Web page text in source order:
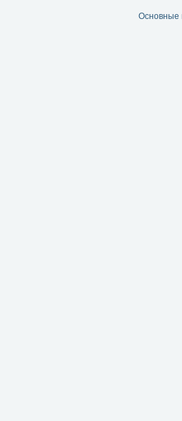
Основные